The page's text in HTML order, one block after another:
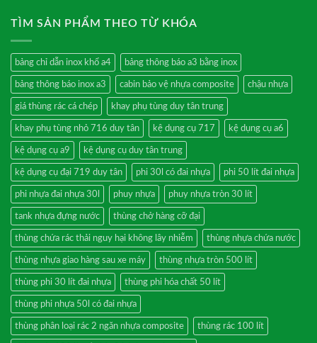
TÌM SẢN PHẨM THEO TỪ KHÓA
bảng chỉ dẫn inox khổ a4 bảng thông báo a3 bằng inox
bảng thông báo inox a3 cabin bảo vệ nhựa composite chậu nhựa
giá thùng rác cá chép khay phụ tùng duy tân trung
khay phụ tùng nhỏ 716 duy tân kệ dụng cụ 717 kệ dụng cụ a6
kệ dụng cụ a9 kệ dụng cụ duy tân trung
kệ dụng cụ đại 719 duy tân phi 30l có đai nhựa phi 50 lít đai nhựa
phi nhựa đai nhựa 30l phuy nhựa phuy nhựa tròn 30 lít
tank nhựa đựng nước thùng chở hàng cỡ đại
thùng chứa rác thải nguy hại không lây nhiễm thùng nhựa chứa nước
thùng nhựa giao hàng sau xe máy thùng nhựa tròn 500 lít
thùng phi 30 lít đai nhựa thùng phi hóa chất 50 lít
thùng phi nhựa 50l có đai nhựa
thùng phân loại rác 2 ngăn nhựa composite thùng rác 100 lít